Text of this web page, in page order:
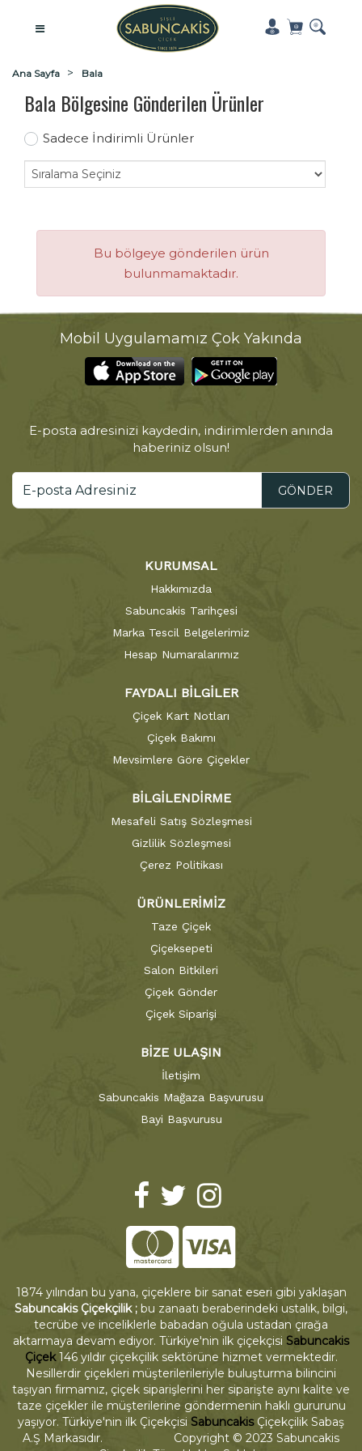
Ana Sayfa Bala
Bala Bölgesine Gönderilen Ürünler
Sadece İndirimli Ürünler
Bu bölgeye gönderilen ürün
bulunmamaktadır.
Mobil Uygulamamız Çok Yakında
E-posta adresinizi kaydedin, indirimlerden anında
haberiniz olsun!
GÖNDER
KURUMSAL
Hakkımızda
Sabuncakis Tarihçesi
Marka Tescil Belgelerimiz
Hesap Numaralarımız
FAYDALI BİLGİLER
Çiçek Kart Notları
Çiçek Bakımı
Mevsimlere Göre Çiçekler
BİLGİLENDİRME
Mesafeli Satış Sözleşmesi
Gizlilik Sözleşmesi
Çerez Politikası
ÜRÜNLERİMİZ
Taze Çiçek
Çiçeksepeti
Salon Bitkileri
Çiçek Gönder
Çiçek Siparişi
BİZE ULAŞIN
İletişim
Sabuncakis Mağaza Başvurusu
Bayi Başvurusu
1874 yılından bu yana, çiçeklere bir sanat eseri gibi yaklaşan
Sabuncakis Çiçekçilik ; bu zanaatı beraberindeki ustalık, bilgi,
tecrübe ve inceliklerle babadan oğula ustadan çırağa
aktarmaya devam ediyor. Türkiye'nin ilk çiçekçisi Sabuncakis
Çiçek146 yıldır çiçekçilik sektörüne hizmet vermektedir.
Nesillerdir çiçekleri müşterilerileriyle buluşturma bilincini
taşıyan firmamız, çiçek siparişlerini her siparişte aynı kalite ve
taze çiçekler ile müşterilerine göndermenin haklı gururunu
yaşıyor. Türkiye'nin ilk Çiçekçisi SabuncakisÇiçekçilik Sabaş
A.Ş Markasıdır. Copyright © 2023 Sabuncakis